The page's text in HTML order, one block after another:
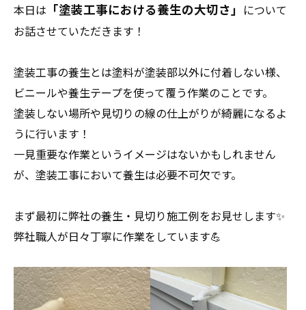
本日は 「塗装工事における養生の大切さ」 について
お話させていただきます！
塗装工事の養生とは塗料が塗装部以外に付着しない様、
ビニールや養生テープを使って覆う作業のことです。
塗装しない場所や見切りの線の仕上がりが綺麗になるよ
うに行います！
一見重要な作業というイメージはないかもしれません
が、塗装工事において養生は必要不可欠です。
まず最初に弊社の養生・見切り施工例をお見せします✨
弊社職人が日々丁寧に作業をしています💪